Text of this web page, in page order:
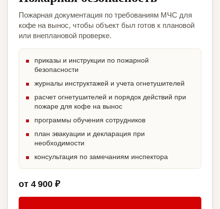
Пожарная документация по требованиям МЧС для
кофе на вынос, чтобы объект был готов к плановой
или внеплановой проверке.
приказы и инструкции по пожарной
безопасности
журналы инструктажей и учета огнетушителей
расчет огнетушителей и порядок действий при
пожаре для кофе на вынос
программы обучения сотрудников
план эвакуации и декларация при
необходимости
консультация по замечаниям инспектора
от 4 900 ₽